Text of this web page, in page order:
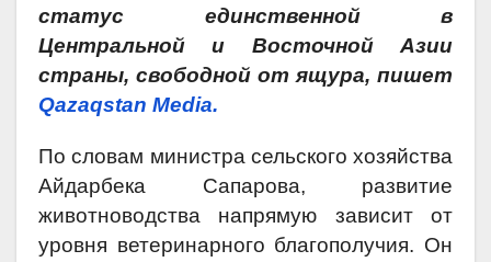
статус единственной в
Центральной и Восточной Азии
страны, свободной от ящура, пишет
Qazaqstan Media.
По словам министра сельского хозяйства
Айдарбека Сапарова, развитие
животноводства напрямую зависит от
уровня ветеринарного благополучия. Он